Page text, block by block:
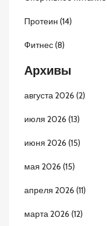
Протеин (14)
Фитнес(8)
Архивы
августа 2026 (2)
июля 2026 (13)
июня 2026 (15)
мая 2026 (15)
апреля 2026 (11)
марта 2026 (12)